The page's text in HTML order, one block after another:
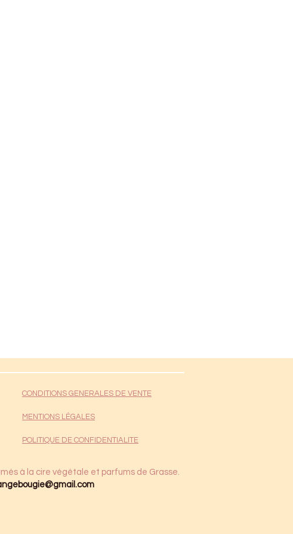
CONDITIONS GENERALES DE VENTE
MENTIONS LÉGALES
POLITIQUE DE CONFIDENTIALITE
à la cire végétale et parfums de Grasse.